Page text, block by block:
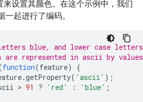
来设置其颜色。在这个示例中，我们
一起进行了编码。
blue, and lower case
represented in ascii by
function(feature)
{
.getProperty( 'ascii' );
> 91 ? 'red' : 'blue' ;